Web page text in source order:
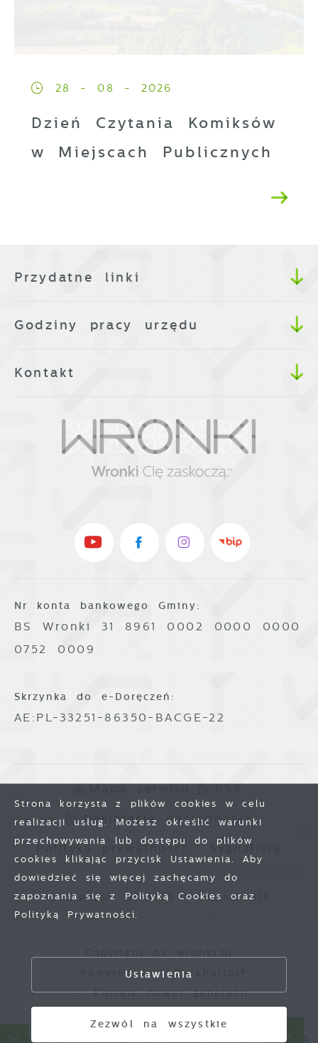
28 - 08 - 2026
Dzień Czytania Komiksów
w Miejscach Publicznych
DANE O JAKOŚCI POWIETRZA
Przydatne linki
Godziny pracy urzędu
Kontakt
Nr konta bankowego Gminy:
BS Wronki 31 8961 0002 0000 0000
0752 0009
Skrzynka do e-Doręczeń:
AE:PL-33251-86350-BACGE-22
Mapa serwisu RSS
Deklaracja dostępności
Polityka prywatności Sygnalista
Odwiedzin: 3777979 Online: 318
Powered by 2ClickPortal®
- Portale nowej generacji
Strona korzysta z plików cookies w celu
realizacji usług. Możesz określić warunki
przechowywania lub dostępu do plików
cookies klikając przycisk Ustawienia. Aby
dowiedzieć się więcej zachęcamy do
zapoznania się z Polityką Cookies oraz
Polityką Prywatności.
Ustawienia
Zezwól na wszystkie
Zezwól na wszystkie